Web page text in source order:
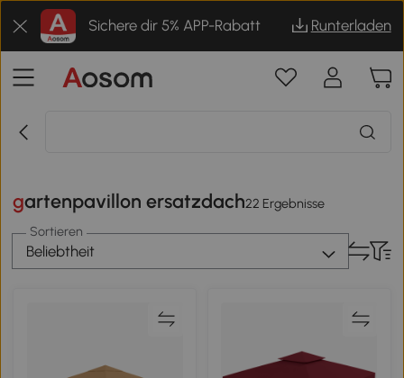
Sichere dir 5% APP-Rabatt Runterladen
gartenpavillon ersatzdach22 Ergebnisse
Sortieren
Beliebtheit